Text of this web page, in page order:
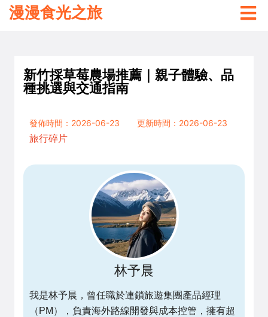
漫漫食光之旅
新竹採草莓農場推薦｜親子體驗、品
種挑選與交通指南
發佈時間：2026-06-23
更新時間：2026-06-23
旅行碎片
林予晨
我是林予晨，曾任職於連鎖旅遊集團產品經理
（PM），負責海外路線開發與成本控管，擁有超